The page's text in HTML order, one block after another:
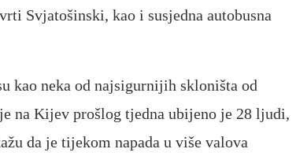
Svjatošinski, kao i susjedna autobusna
kao neka od najsigurnijih skloništa od
na Kijev prošlog tjedna ubijeno je 28 ljudi,
da je tijekom napada u više valova